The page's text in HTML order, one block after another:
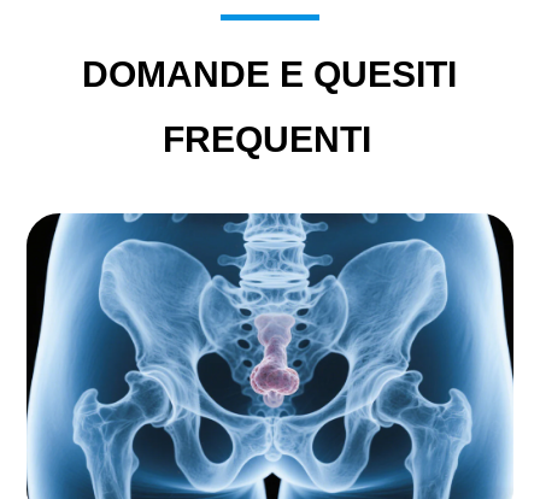
DOMANDE E QUESITI
FREQUENTI